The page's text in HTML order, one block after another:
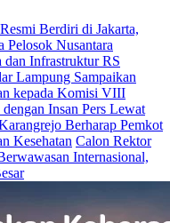
Berdiri di Jakarta,
Pelosok Nusantara
dan Infrastruktur RS
Lampung Sampaikan
kepada Komisi VIII
Insan Pers Lewat
Berharap Pemkot
Kesehatan Calon Rektor
Internasional,